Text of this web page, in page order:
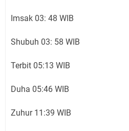
Imsak 03: 48 WIB
Shubuh 03: 58 WIB
Terbit 05:13 WIB
Duha 05:46 WIB
Zuhur 11:39 WIB